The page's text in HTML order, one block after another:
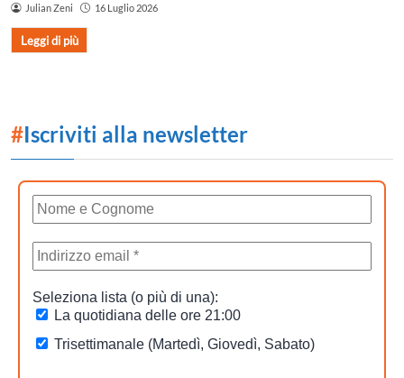
Julian Zeni 16 Luglio 2026
Leggi di più
#Iscriviti alla newsletter